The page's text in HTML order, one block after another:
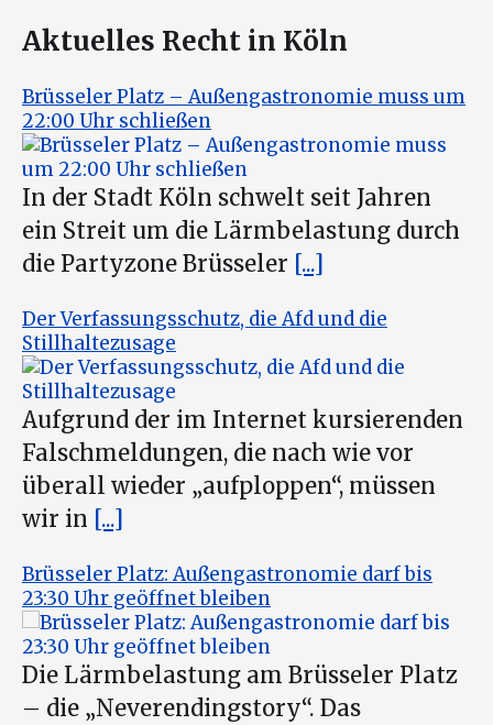
Aktuelles Recht in Köln
Brüsseler Platz – Außengastronomie muss um
22:00 Uhr schließen
In der Stadt Köln schwelt seit Jahren
ein Streit um die Lärmbelastung durch
die Partyzone Brüsseler [...]
Der Verfassungsschutz, die Afd und die
Stillhaltezusage
Aufgrund der im Internet kursierenden
Falschmeldungen, die nach wie vor
überall wieder „aufploppen“, müssen
wir in [...]
Brüsseler Platz: Außengastronomie darf bis
23:30 Uhr geöffnet bleiben
Die Lärmbelastung am Brüsseler Platz
– die „Neverendingstory“. Das